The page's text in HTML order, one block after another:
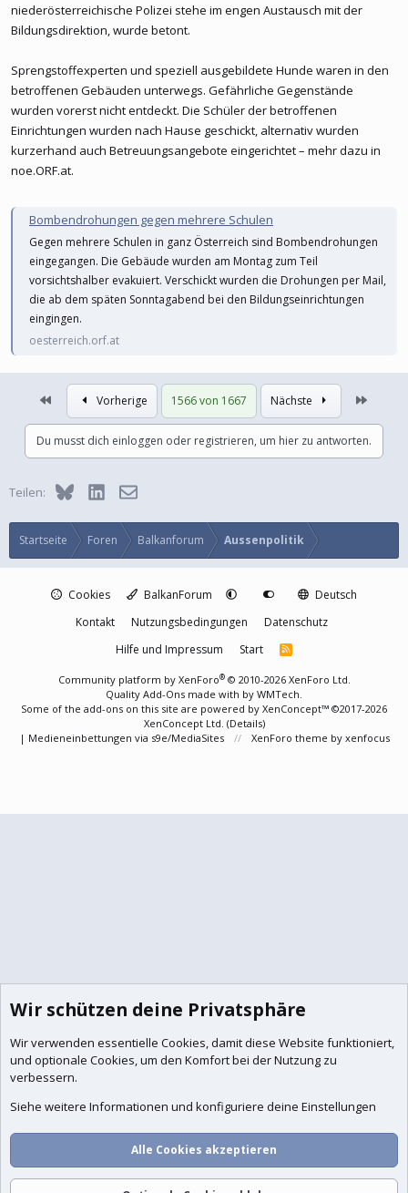
niederösterreichische Polizei stehe im engen Austausch mit der
Bildungsdirektion, wurde betont.
Sprengstoffexperten und speziell ausgebildete Hunde waren in den
betroffenen Gebäuden unterwegs. Gefährliche Gegenstände
wurden vorerst nicht entdeckt. Die Schüler der betroffenen
Einrichtungen wurden nach Hause geschickt, alternativ wurden
kurzerhand auch Betreuungsangebote eingerichtet – mehr dazu in
noe.ORF.at.
Bombendrohungen gegen mehrere Schulen
Gegen mehrere Schulen in ganz Österreich sind Bombendrohungen
eingegangen. Die Gebäude wurden am Montag zum Teil
vorsichtshalber evakuiert. Verschickt wurden die Drohungen per Mail,
die ab dem späten Sonntagabend bei den Bildungseinrichtungen
eingingen.
oesterreich.orf.at
Vorherige 1566 von 1667 Nächste
Du musst dich einloggen oder registrieren, um hier zu antworten.
Teilen: BlueskyLinkedInE-Mail
Startseite Foren Balkanforum Aussenpolitik
Cookies BalkanForum
Deutsch
Kontakt
Nutzungsbedingungen
Datenschutz
Hilfe und Impressum
Start
R
S
Community platform by XenForo® © 2010-2026 XenForo Ltd.
Quality Add-Ons made with by WMTech
Some of the add-ons on this site are powered by XenConcept™ ©2017-2026
XenConcept Ltd. (Details)
| Medieneinbettungen via s9e/MediaSites XenForo theme by xenfocus
Aktuelles Anmelden Registrieren
Wir schützen deine Privatsphäre
Wir verwenden essentielle Cookies, damit diese Website funktioniert,
und optionale Cookies, um den Komfort bei der Nutzung zu
verbessern.
Siehe weitere Informationen und konfiguriere deine Einstellungen
Alle Cookies akzeptieren